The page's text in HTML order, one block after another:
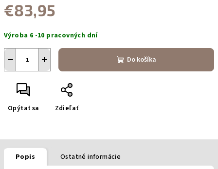
€83,95
cena:
Výroba 6 -10 pracovných dní
+
− Do košíka
Opýtať sa Zdieľať
Popis Ostatné informácie